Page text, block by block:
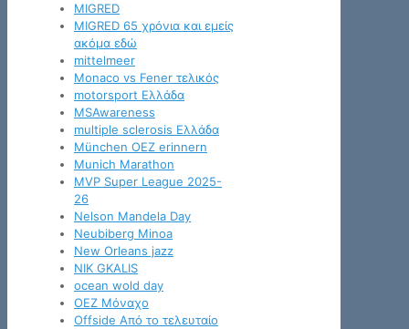
MIGRED
MIGRED 65 χρόνια και εμείς
ακόμα εδώ
mittelmeer
Monaco vs Fener τελικός
motorsport Ελλάδα
MSAwareness
multiple sclerosis Ελλάδα
München OEZ erinnern
Munich Marathon
MVP Super League 2025-
26
Nelson Mandela Day
Neubiberg Minoa
New Orleans jazz
NIK GKALIS
ocean wold day
OEZ Μόναχο
Offside Από το τελευταίο